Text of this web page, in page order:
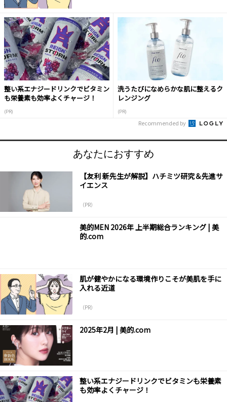
整い系エナジードリンクでビタミン
も栄養素も効率よくチャージ！
(PR)
洗うたびになめらかな肌に整えるク
レンジング
(PR)
Recommended by
あなたにおすすめ
【友利 新先生が解説】ハチミツ研究＆先進サ
イエンス
（PR）
美的MEN 2026年 上半期総合ランキング | 美
的.com
肌が健やかになる環境作りこそが美肌を手に
入れる近道
（PR）
2025年2月 | 美的.com
整い系エナジードリンクでビタミンも栄養素
も効率よくチャージ！